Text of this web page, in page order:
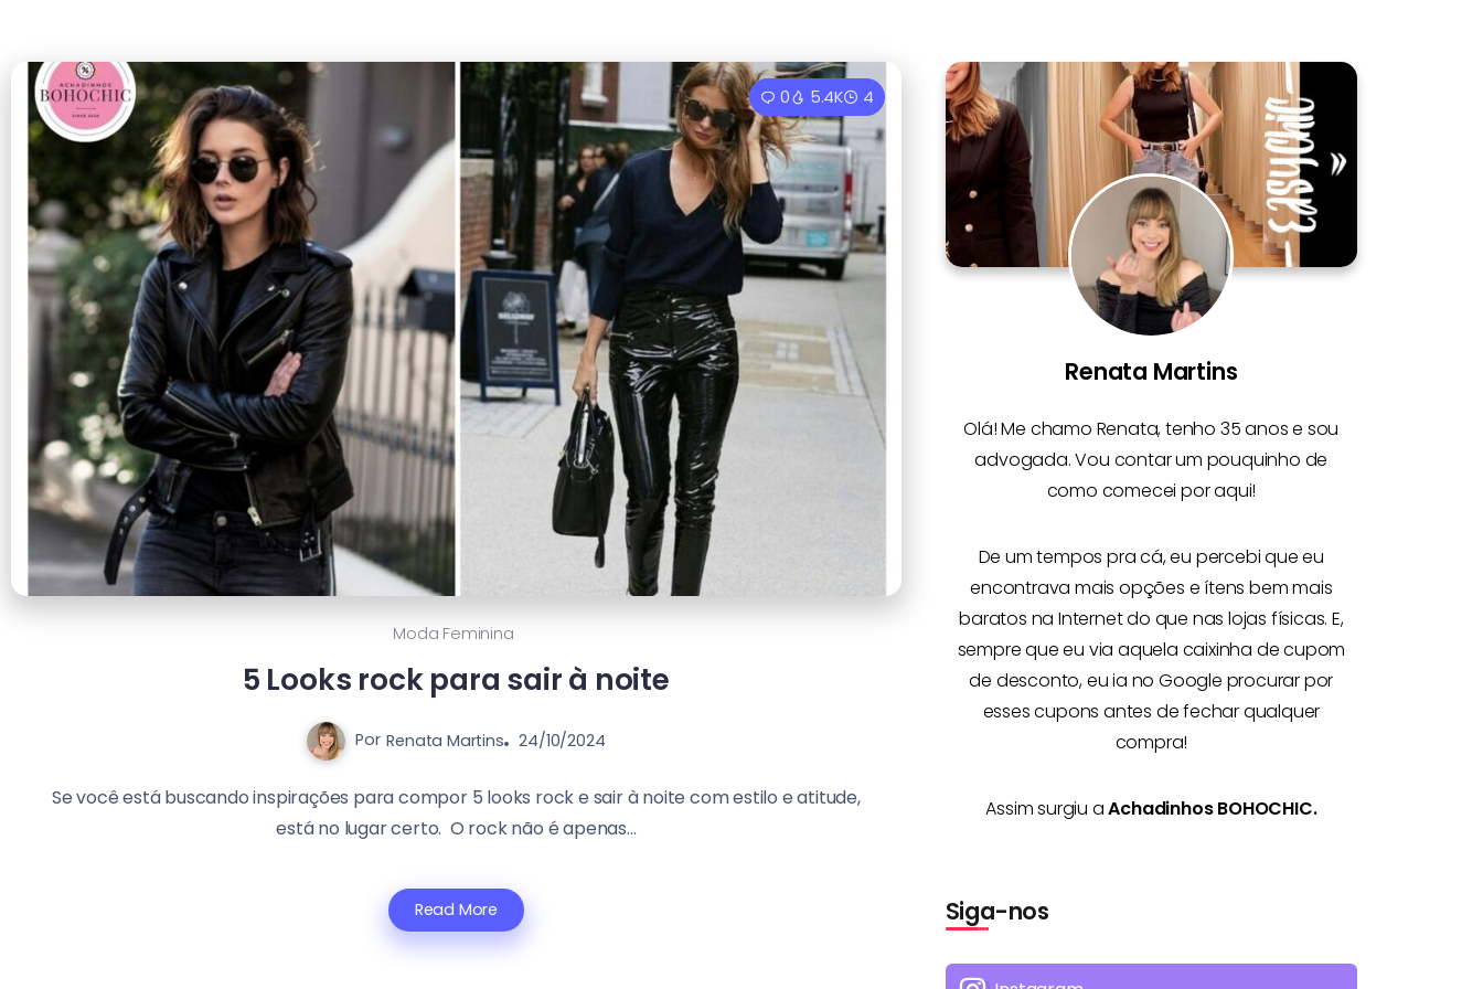
0 5.4K 4
Moda Feminina
5 Looks rock para sair à noite
Por Renata Martins 24/10/2024
Se você está buscando inspirações para compor 5 looks rock e sair à noite com estilo e atitude,
está no lugar certo. O rock não é apenas...
Read More
Renata Martins
Olá! Me chamo Renata, tenho 35 anos e sou
advogada. Vou contar um pouquinho de
como comecei por aqui!
De um tempos pra cá, eu percebi que eu
encontrava mais opções eítens bem mais
baratos na Internetdo que nas lojas físicas. E,
sempre que eu via aquela caixinha de cupom
de desconto, eu ia no Google procurar por
esses cupons antes de fechar qualquer
compra!
Assim surgiu aAchadinhos BOHOCHIC.
Siga-nos